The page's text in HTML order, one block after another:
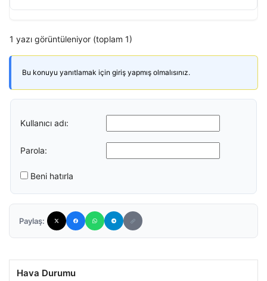
1 yazı görüntüleniyor (toplam 1)
Bu konuyu yanıtlamak için giriş yapmış olmalısınız.
Kullanıcı adı:
Parola:
Beni hatırla
Paylaş:
Hava Durumu